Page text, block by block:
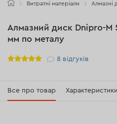
Витратні матеріали Алмазні
Алмазний диск Dnipro-M
мм по металу
Рейтинг 8 відгуків
Все про товар Характеристики